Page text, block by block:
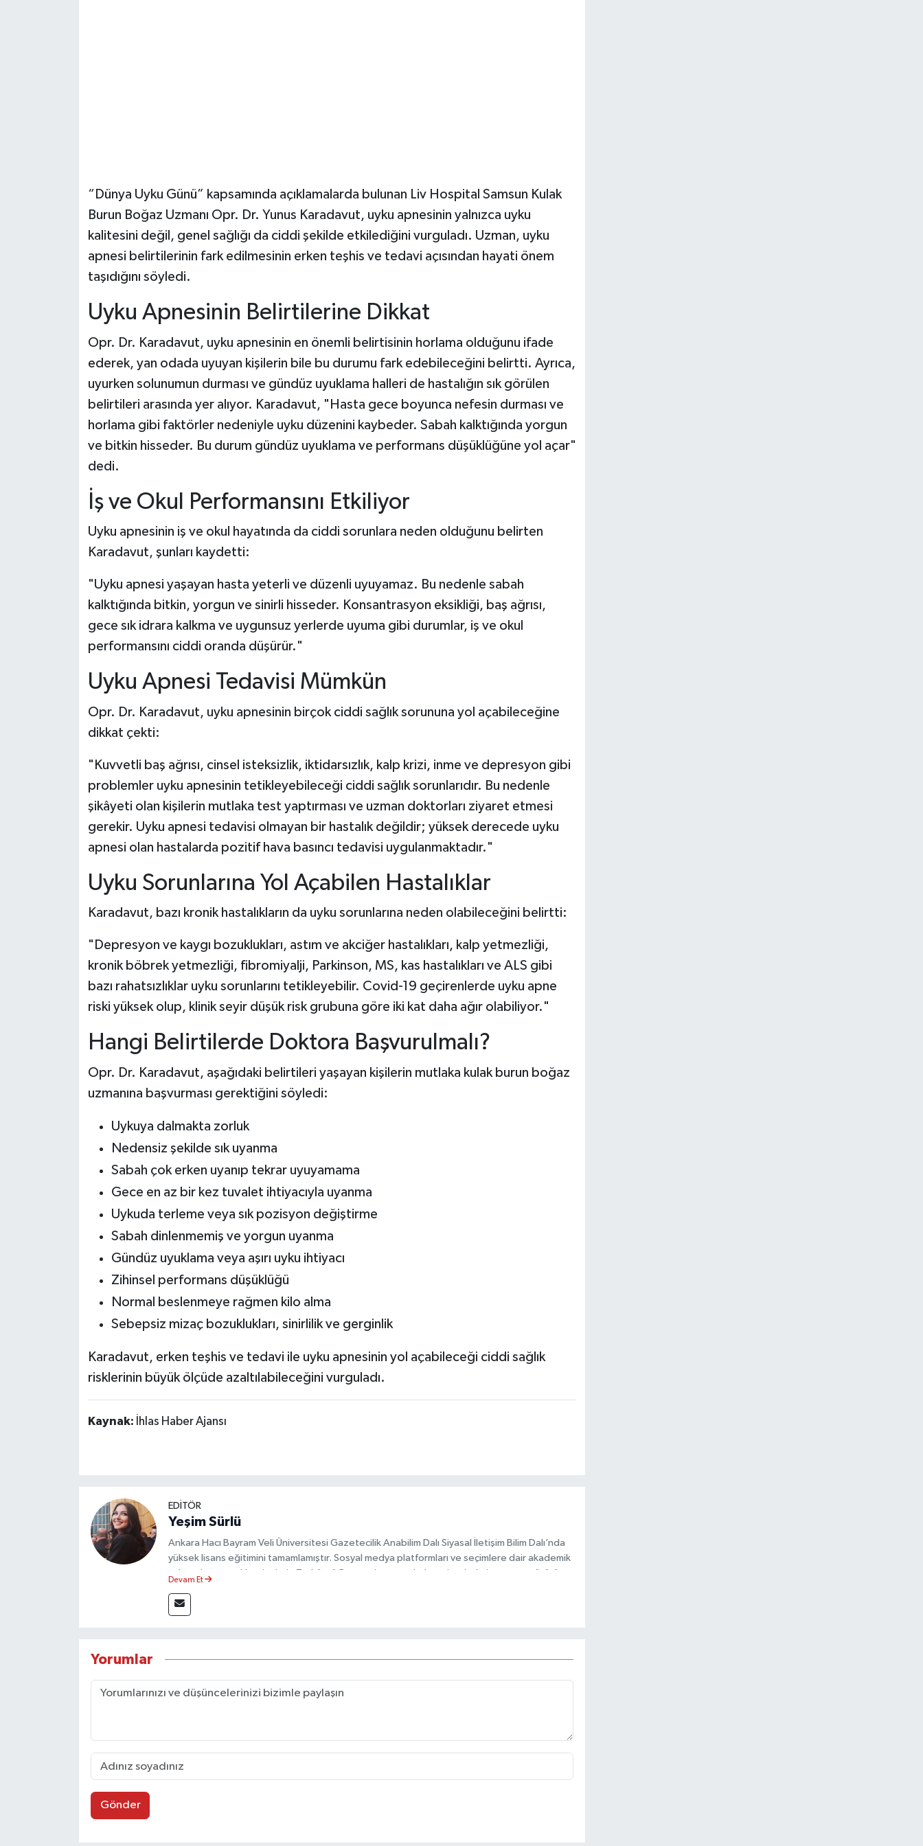
“Dünya Uyku Günü” kapsamında açıklamalarda bulunan Liv Hospital Samsun Kulak
Burun Boğaz Uzmanı Opr. Dr. Yunus Karadavut, uyku apnesinin yalnızca uyku
kalitesini değil, genel sağlığı da ciddi şekilde etkilediğini vurguladı. Uzman, uyku
apnesi belirtilerinin fark edilmesinin erken teşhis ve tedavi açısından hayati önem
taşıdığını söyledi.
Uyku Apnesinin Belirtilerine Dikkat
Opr. Dr. Karadavut, uyku apnesinin en önemli belirtisinin horlama olduğunu ifade
ederek, yan odada uyuyan kişilerin bile bu durumu fark edebileceğini belirtti. Ayrıca,
uyurken solunumun durması ve gündüz uyuklama halleri de hastalığın sık görülen
belirtileri arasında yer alıyor. Karadavut, "Hasta gece boyunca nefesin durması ve
horlama gibi faktörler nedeniyle uyku düzenini kaybeder. Sabah kalktığında yorgun
ve bitkin hisseder. Bu durum gündüz uyuklama ve performans düşüklüğüne yol açar"
dedi.
İş ve Okul Performansını Etkiliyor
Uyku apnesinin iş ve okul hayatında da ciddi sorunlara neden olduğunu belirten
Karadavut, şunları kaydetti:
"Uyku apnesi yaşayan hasta yeterli ve düzenli uyuyamaz. Bu nedenle sabah
kalktığında bitkin, yorgun ve sinirli hisseder. Konsantrasyon eksikliği, baş ağrısı,
gece sık idrara kalkma ve uygunsuz yerlerde uyuma gibi durumlar, iş ve okul
performansını ciddi oranda düşürür."
Uyku Apnesi Tedavisi Mümkün
Opr. Dr. Karadavut, uyku apnesinin birçok ciddi sağlık sorununa yol açabileceğine
dikkat çekti:
"Kuvvetli baş ağrısı, cinsel isteksizlik, iktidarsızlık, kalp krizi, inme ve depresyon gibi
problemler uyku apnesinin tetikleyebileceği ciddi sağlık sorunlarıdır. Bu nedenle
şikâyeti olan kişilerin mutlaka test yaptırması ve uzman doktorları ziyaret etmesi
gerekir. Uyku apnesi tedavisi olmayan bir hastalık değildir; yüksek derecede uyku
apnesi olan hastalarda pozitif hava basıncı tedavisi uygulanmaktadır."
Uyku Sorunlarına Yol Açabilen Hastalıklar
Karadavut, bazı kronik hastalıkların da uyku sorunlarına neden olabileceğini belirtti:
"Depresyon ve kaygı bozuklukları, astım ve akciğer hastalıkları, kalp yetmezliği,
kronik böbrek yetmezliği, fibromiyalji, Parkinson, MS, kas hastalıkları ve ALS gibi
bazı rahatsızlıklar uyku sorunlarını tetikleyebilir. Covid-19 geçirenlerde uyku apne
riski yüksek olup, klinik seyir düşük risk grubuna göre iki kat daha ağır olabiliyor."
Hangi Belirtilerde Doktora Başvurulmalı?
Opr. Dr. Karadavut, aşağıdaki belirtileri yaşayan kişilerin mutlaka kulak burun boğaz
uzmanına başvurması gerektiğini söyledi:
Uykuya dalmakta zorluk
Nedensiz şekilde sık uyanma
Sabah çok erken uyanıp tekrar uyuyamama
Gece en az bir kez tuvalet ihtiyacıyla uyanma
Uykuda terleme veya sık pozisyon değiştirme
Sabah dinlenmemiş ve yorgun uyanma
Gündüz uyuklama veya aşırı uyku ihtiyacı
Zihinsel performans düşüklüğü
Normal beslenmeye rağmen kilo alma
Sebepsiz mizaç bozuklukları, sinirlilik ve gerginlik
Karadavut, erken teşhis ve tedavi ile uyku apnesinin yol açabileceği ciddi sağlık
risklerinin büyük ölçüde azaltılabileceğini vurguladı.
Kaynak: İhlas Haber Ajansı
EDİTÖR
Yeşim Sürlü
Ankara Hacı Bayram Veli Üniversitesi Gazetecilik Anabilim Dalı Siyasal İletişim Bilim Dalı’nda
yüksek lisans eğitimini tamamlamıştır. Sosyal medya platformları ve seçimlere dair akademik
çalışmalar gerçekleştirmiştir. Taşköprü Postası internet haber sitesinde internet editörü
Devam Et
Yorumlar
Gönder
Ulusal Haberler
Teknoloji Haberleri
Siyaset Haberleri
Dünya Haberleri
Yerel Haberler
Haber Arşivi